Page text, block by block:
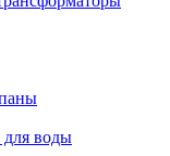
воды